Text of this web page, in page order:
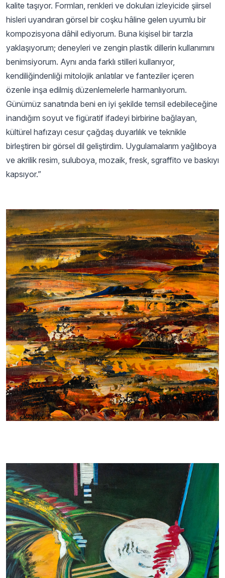
kalite taşıyor. Formları, renkleri ve dokuları izleyicide şiirsel
hisleri uyandıran görsel bir coşku hâline gelen uyumlu bir
kompozisyona dâhil ediyorum. Buna kişisel bir tarzla
yaklaşıyorum; deneyleri ve zengin plastik dillerin kullanımını
benimsiyorum. Aynı anda farklı stilleri kullanıyor,
kendiliğindenliği mitolojik anlatılar ve fanteziler içeren
özenle inşa edilmiş düzenlemelerle harmanlıyorum.
Günümüz sanatında beni en iyi şekilde temsil edebileceğine
inandığım soyut ve figüratif ifadeyi birbirine bağlayan,
kültürel hafızayı cesur çağdaş duyarlılık ve teknikle
birleştiren bir görsel dil geliştirdim. Uygulamalarım yağlıboya
ve akrilik resim, suluboya, mozaik, fresk, sgraffito ve baskıyı
kapsıyor.”